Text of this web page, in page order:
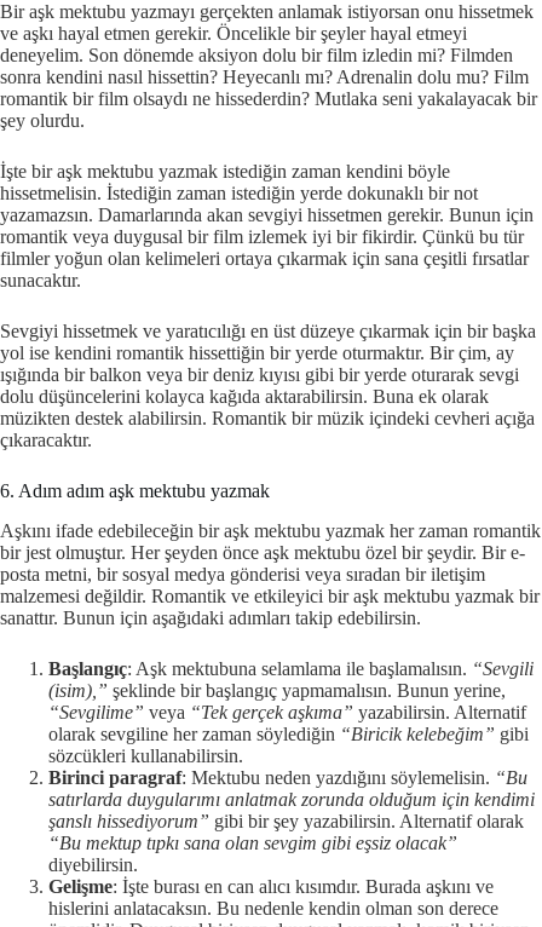
Bir aşk mektubu yazmayı gerçekten anlamak istiyorsan onu hissetmek
ve aşkı hayal etmen gerekir. Öncelikle bir şeyler hayal etmeyi
deneyelim. Son dönemde aksiyon dolu bir film izledin mi? Filmden
sonra kendini nasıl hissettin? Heyecanlı mı? Adrenalin dolu mu? Film
romantik bir film olsaydı ne hissederdin? Mutlaka seni yakalayacak bir
şey olurdu.
İşte bir aşk mektubu yazmak istediğin zaman kendini böyle
hissetmelisin. İstediğin zaman istediğin yerde dokunaklı bir not
yazamazsın. Damarlarında akan sevgiyi hissetmen gerekir. Bunun için
romantik veya duygusal bir film izlemek iyi bir fikirdir. Çünkü bu tür
filmler yoğun olan kelimeleri ortaya çıkarmak için sana çeşitli fırsatlar
sunacaktır.
Sevgiyi hissetmek ve yaratıcılığı en üst düzeye çıkarmak için bir başka
yol ise kendini romantik hissettiğin bir yerde oturmaktır. Bir çim, ay
ışığında bir balkon veya bir deniz kıyısı gibi bir yerde oturarak sevgi
dolu düşüncelerini kolayca kağıda aktarabilirsin. Buna ek olarak
müzikten destek alabilirsin. Romantik bir müzik içindeki cevheri açığa
çıkaracaktır.
6. Adım adım aşk mektubu yazmak
Aşkını ifade edebileceğin bir aşk mektubu yazmak her zaman romantik
bir jest olmuştur. Her şeyden önce aşk mektubu özel bir şeydir. Bir e-
posta metni, bir sosyal medya gönderisi veya sıradan bir iletişim
malzemesi değildir. Romantik ve etkileyici bir aşk mektubu yazmak bir
sanattır. Bunun için aşağıdaki adımları takip edebilirsin.
Başlangıç: Aşk mektubuna selamlama ile başlamalısın. “Sevgili
(isim),” şeklinde bir başlangıç yapmamalısın. Bunun yerine,
“Sevgilime” veya “Tek gerçek aşkıma” yazabilirsin. Alternatif
olarak sevgiline her zaman söylediğin “Biricik kelebeğim” gibi
sözcükleri kullanabilirsin.
Birinci paragraf: Mektubu neden yazdığını söylemelisin. “Bu
satırlarda duygularımı anlatmak zorunda olduğum için kendimi
şanslı hissediyorum” gibi bir şey yazabilirsin. Alternatif olarak
“Bu mektup tıpkı sana olan sevgim gibi eşsiz olacak”
diyebilirsin.
Gelişme: İşte burası en can alıcı kısımdır. Burada aşkını ve
hislerini anlatacaksın. Bu nedenle kendin olman son derece